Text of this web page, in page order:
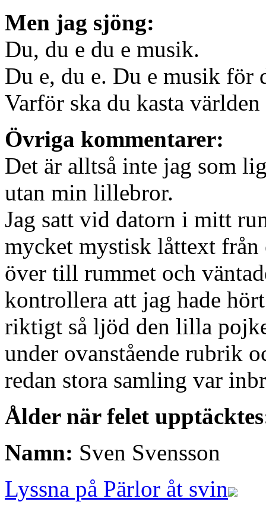
Men jag sjöng:
Du, du e du e musik.
Du e, du e. Du e musik för
Varför ska du kasta
Övriga kommentarer:
Det är alltså inte jag som
utan min lillebror.
Jag satt vid datorn i mitt
mycket mystisk låttext från
över till rummet och
kontrollera att jag hade
riktigt så ljöd den lilla
under ovanstående rubrik
redan stora samling var
Ålder när felet
Namn: Sven Svensson
Lyssna på Pärlor åt svin